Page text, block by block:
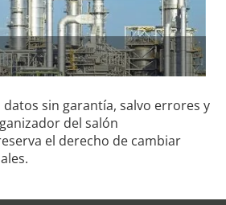
datos sin garantía, salvo errores y
del salón
el derecho de cambiar